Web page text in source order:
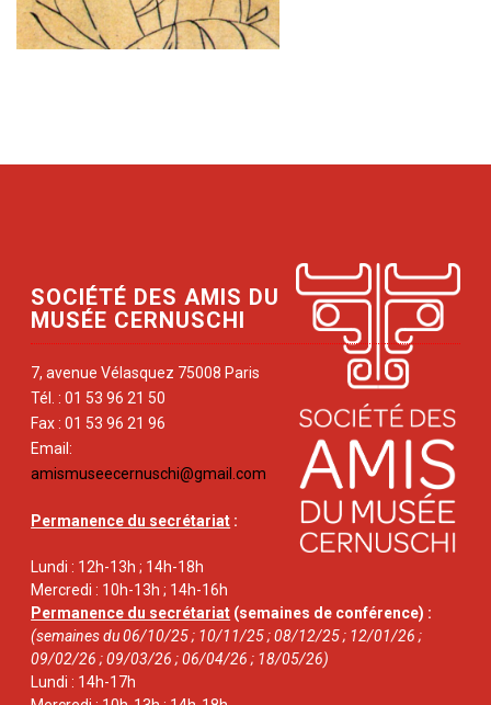
SOCIÉTÉ DES AMIS DU
MUSÉE CERNUSCHI
7, avenue Vélasquez 75008 Paris
Tél. : 01 53 96 21 50
Fax : 01 53 96 21 96
Email:
amismuseecernuschi@gmail.com
Permanence du secrétariat :
Lundi : 12h-13h ; 14h-18h
Mercredi : 10h-13h ; 14h-16h
Permanence du secrétariat (semaines de conférence) :
(semaines du 06/10/25 ; 10/11/25 ; 08/12/25 ; 12/01/26 ;
09/02/26 ; 09/03/26 ; 06/04/26 ; 18/05/26)
Lundi : 14h-17h